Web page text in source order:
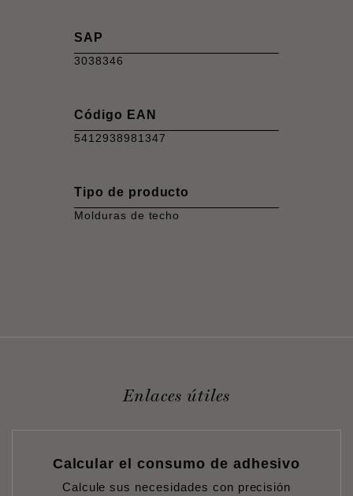
SAP
3038346
Código EAN
5412938981347
Tipo de producto
Molduras de techo
Enlaces útiles
Calcular el consumo de adhesivo
Calcule sus necesidades con precisión